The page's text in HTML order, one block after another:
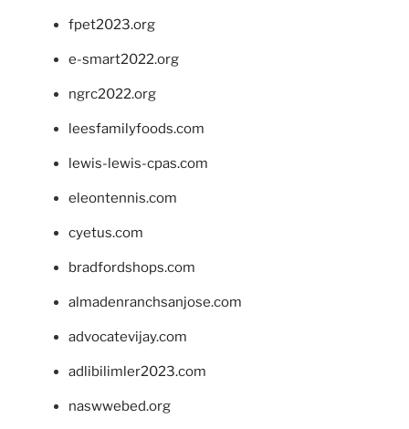
fpet2023.org
e-smart2022.org
ngrc2022.org
leesfamilyfoods.com
lewis-lewis-cpas.com
eleontennis.com
cyetus.com
bradfordshops.com
almadenranchsanjose.com
advocatevijay.com
adlibilimler2023.com
naswwebed.org